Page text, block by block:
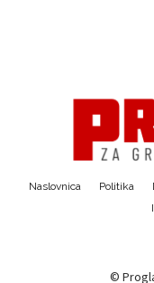
Naslovnica Politika
©